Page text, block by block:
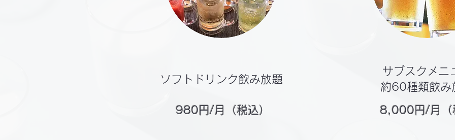
ソフトドリンク飲み放題
980円/月（税込）
サブスクメニ
約60種類飲み
8,000円/月（